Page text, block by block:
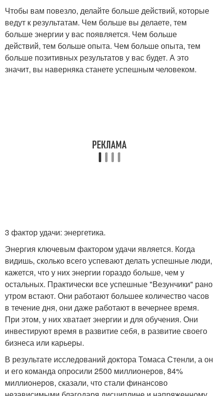
Чтобы вам повезло, делайте больше действий, которые
ведут к результатам. Чем больше вы делаете, тем
больше энергии у вас появляется. Чем больше
действий, тем больше опыта. Чем больше опыта, тем
больше позитивных результатов у вас будет. А это
значит, вы наверняка станете успешным человеком.
3 фактор удачи: энергетика.
Энергия ключевым фактором удачи является. Когда
видишь, сколько всего успевают делать успешные люди,
кажется, что у них энергии гораздо больше, чем у
остальных. Практически все успешные "Везунчики" рано
утром встают. Они работают большее количество часов
в течение дня, они даже работают в вечернее время.
При этом, у них хватает энергии и для обучения. Они
инвестируют время в развитие себя, в развитие своего
бизнеса или карьеры.
В результате исследований доктора Томаса Стенли, а он
и его команда опросили 2500 миллионеров, 84%
миллионеров, сказали, что стали финансово